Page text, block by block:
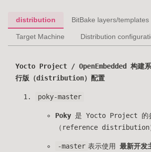
distribution BitBake layers/templates
Target Machine Distribution
Yocto Project / OpenEmbedded 构建
行版（distribution）配置
poky-master
Poky 是 Yocto Project 的
（reference distribution
-master 表示使用 最新开发